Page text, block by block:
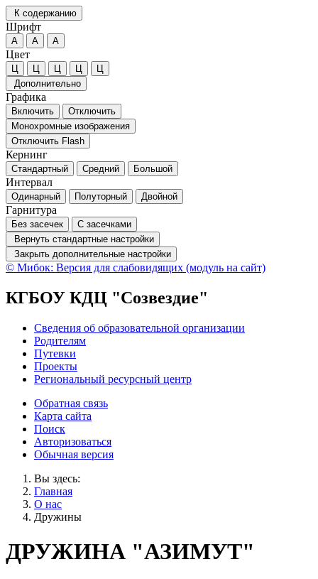
К содержанию
Шрифт
А А А
Цвет
Ц Ц Ц Ц
Ц
Дополнительно
Графика
Включить
Отключить
Монохромные изображения
Отключить Flash
Кернинг
Стандартный Средний Большой
Интервал
Одинарный Полуторный Двойной
Гарнитура
Без засечек
С засечками
Вернуть стандартные настройки
Закрыть дополнительные настройки
© Мибок: Версия для слабовидящих (модуль на сайт)
КГБОУ КДЦ "Созвездие"
Сведения об образовательной организации
Родителям
Путевки
Проекты
Региональный ресурсный центр
Обратная связь
Карта сайта
Поиск
Авторизоваться
Обычная версия
Вы здесь:
Главная
О нас
Дружины
ДРУЖИНА "АЗИМУТ"